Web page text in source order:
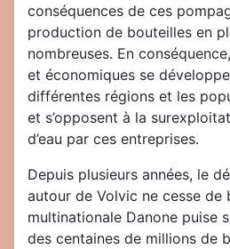
conséquences de ces
production de bouteilles en
nombreuses. En
et économiques se
différentes régions et les
et s’opposent à la
d’eau par ces entreprises.
Depuis plusieurs années, le
autour de Volvic ne cesse de
multinationale Danone puise
des centaines de millions de